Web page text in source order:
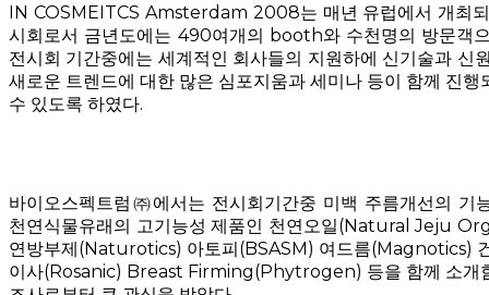
IN COSMEITCS Amsterdam 2008는 매년 유럽에서 개최
시회로서 금년도에는 490여개의 booth와 수천명의 방문객
전시회 기간중에는 세계적인 회사들의 지원하에 신기술과 신
새로운 트렌드에 대한 많은 심포지움과 세미나 등이 함께 진행
수 있도록 하였다.
바이오스펙트럼㈜에서는 전시회기간중 미백 주름개선의 기
천연식물유래의 고기능성 제품인 천연오일(Natural Jeju
연방부제(Naturotics) 아토피(BSASM) 여드름(Magnotics)
이사(Rosanic) Breast Firming(Phytrogen) 등을 함께 소개